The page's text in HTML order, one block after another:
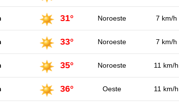
31° Noroeste 7 km/h
33° Noroeste 7 km/h
35° Noroeste 11 km/h
36° Oeste 11 km/h